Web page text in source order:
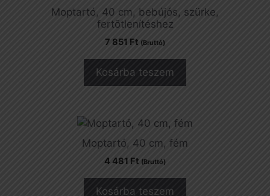
Moptartó, 40 cm, bebújós, szürke,
fertõtlenítéshez
7 851 Ft (Bruttó)
Kosárba teszem
Moptartó, 40 cm, fém
4 481 Ft (Bruttó)
Kosárba teszem